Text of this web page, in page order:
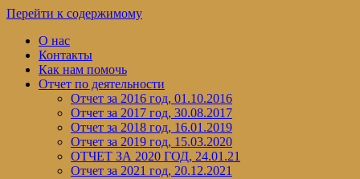
Перейти к содержимому
О нас
Контакты
Как нам помочь
Отчет по деятельности
Отчет за 2016 год, 01.10.2016
Отчет за 2017 год, 30.08.2017
Отчет за 2018 год, 16.01.2019
Отчет за 2019 год, 15.03.2020
ОТЧЕТ ЗА 2020 ГОД, 24.01.21
Отчет за 2021 год, 20.12.2021